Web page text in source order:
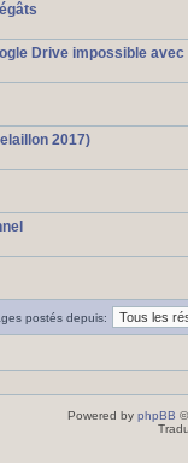
Drive impossible avec
2017)
postés depuis:
Powered by phpBB